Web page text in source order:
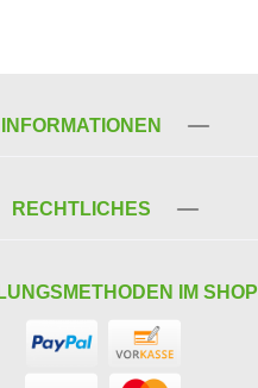
INFORMATIONEN
RECHTLICHES
IM SHOP